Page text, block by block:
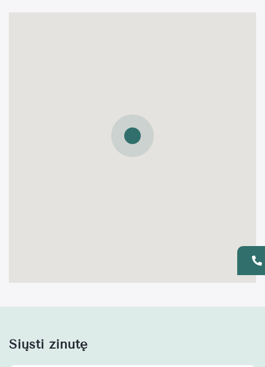
Siųsti žinutę